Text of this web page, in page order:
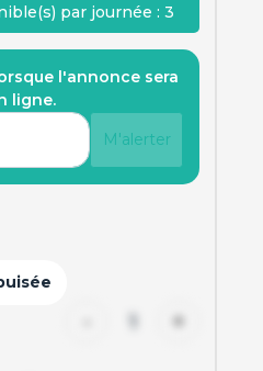
par journée : 3
l'annonce sera
ligne.
M'alerter
+